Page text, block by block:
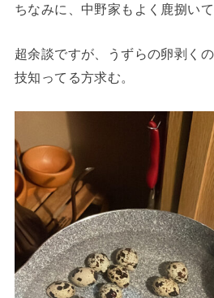
ちなみに、中野家もよく鹿捌い
超余談ですが、うずらの卵剥く
技知ってる方求む。